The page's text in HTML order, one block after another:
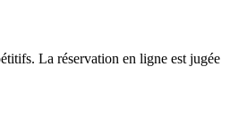
La réservation en ligne est jugée